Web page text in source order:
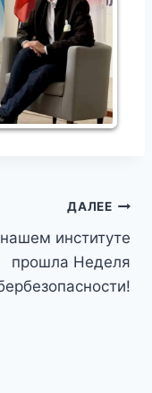
ДАЛЕЕ
институте
прошла Неделя